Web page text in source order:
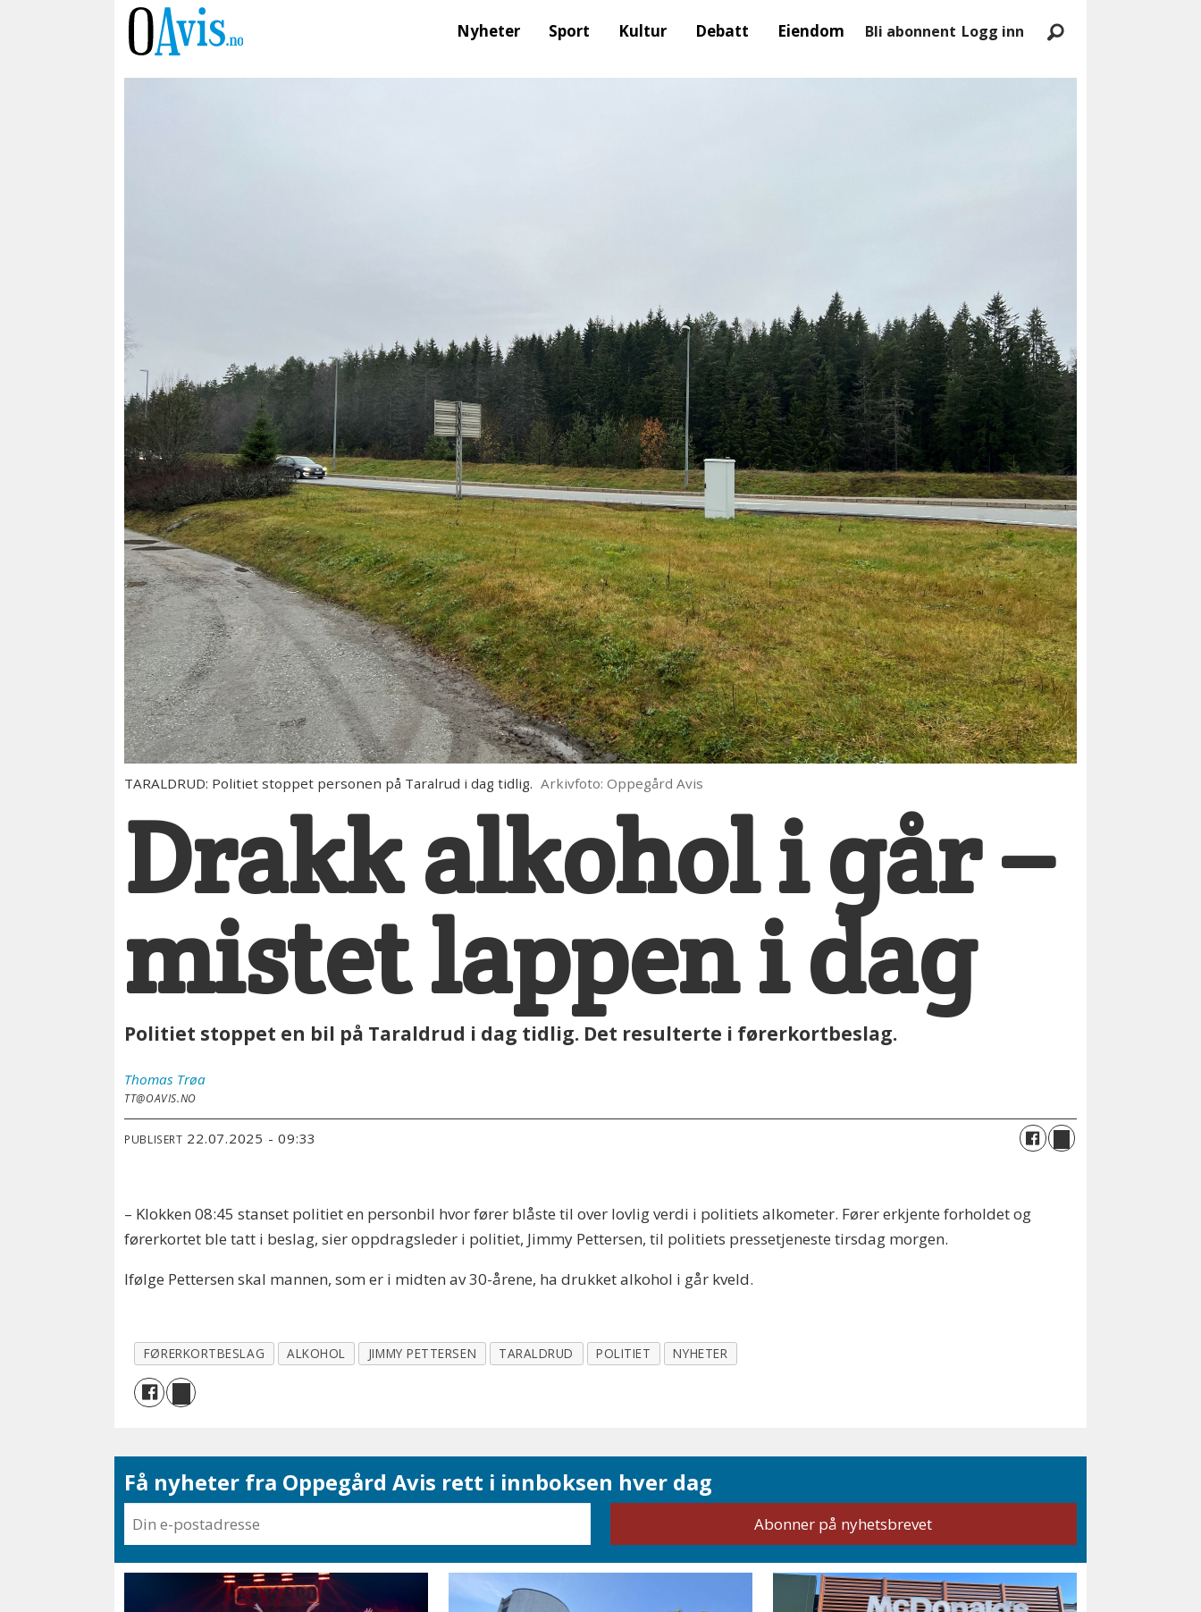
Nyheter Sport Kultur Debatt Eiendom Bli abonnent Logg inn
TARALDRUD: Politiet stoppet personen på Taralrud i dag tidlig. Arkivfoto: Oppegård Avis
Drakk alkohol i går –
mistet lappen i dag
Politiet stoppet en bil på Taraldrud i dag tidlig. Det resulterte i førerkortbeslag.
Thomas Trøa
TT@OAVIS.NO
PUBLISERT 22.07.2025 - 09:33
– Klokken 08:45 stanset politiet en personbil hvor fører blåste til over lovlig verdi i politiets alkometer. Fører erkjente forholdet og
førerkortet ble tatt i beslag, sier oppdragsleder i politiet, Jimmy Pettersen, til politiets pressetjeneste tirsdag morgen.
Ifølge Pettersen skal mannen, som er i midten av 30-årene, ha drukket alkohol i går kveld.
FØRERKORTBESLAG ALKOHOL JIMMY PETTERSEN TARALDRUD POLITIET NYHETER
Få nyheter fra Oppegård Avis rett i innboksen hver dag